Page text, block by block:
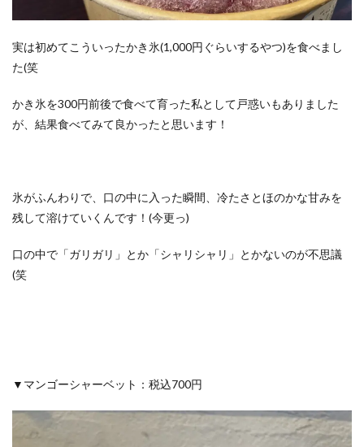
実は初めてこういったかき氷(1,000円ぐらいするやつ)を食べまし
た(笑
かき氷を300円前後で食べて育った私として戸惑いもありました
が、結果食べてみて良かったと思います！
氷がふんわりで、口の中に入った瞬間、冷たさとほのかな甘みを
残して溶けていくんです！(今更っ)
口の中で「ガリガリ」とか「シャリシャリ」とかないのが不思議
(笑
▼マンゴーシャーベット：税込700円